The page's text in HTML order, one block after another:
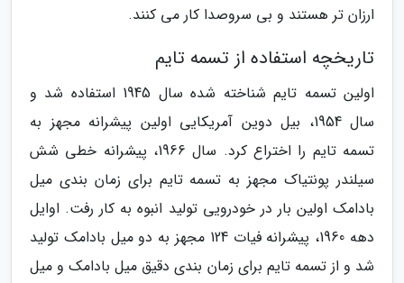
ارزان تر هستند و بی سروصدا کار می کنند.
تاریخچه استفاده از تسمه تایم
اولین تسمه تایم شناخته شده سال 1945 استفاده شد و
سال 1954، بیل دوین آمریکایی اولین پیشرانه مجهز به
تسمه تایم را اختراع کرد. سال 1966، پیشرانه خطی شش
سیلندر پونتیاک مجهز به تسمه تایم برای زمان بندی میل
بادامک اولین بار در خودرویی تولید انبوه به کار رفت. اوایل
دهه 1960، پیشرانه فیات 124 مجهز به دو میل بادامک تولید
شد و از تسمه تایم برای زمان بندی دقیق میل بادامک و میل